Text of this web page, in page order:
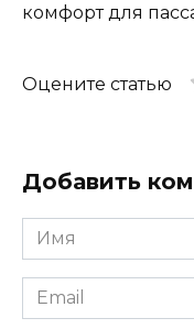
комфорт для
Оцените статью
Добавить
Имя
*
Email
*